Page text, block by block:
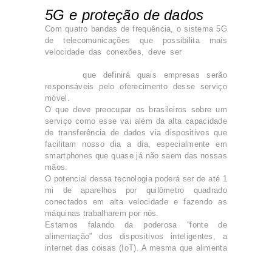
5G e proteção de dados
Com quatro bandas de frequência, o sistema 5G
de telecomunicações que possibilita mais
velocidade das conexões, deve ser
que definirá quais empresas serão
responsáveis pelo oferecimento desse serviço
móvel.
O que deve preocupar os brasileiros sobre um
serviço como esse vai além da alta capacidade
de transferência de dados via dispositivos que
facilitam nosso dia a dia, especialmente em
smartphones que quase já não saem das nossas
mãos.
O potencial dessa tecnologia poderá ser de até 1
mi de aparelhos por quilômetro quadrado
conectados em alta velocidade e fazendo as
máquinas trabalharem por nós.
Estamos falando da poderosa “fonte de
alimentação” dos dispositivos inteligentes, a
internet das coisas (IoT). A mesma que alimenta